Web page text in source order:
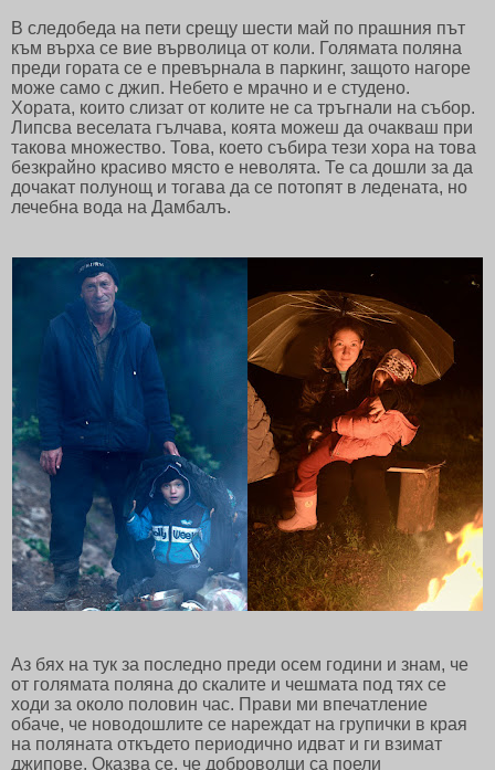
В следобеда на пети срещу шести май по прашния път
към върха се вие върволица от коли. Голямата поляна
преди гората се е превърнала в паркинг, защото нагоре
може само с джип. Небето е мрачно и е студено.
Хората, които слизат от колите не са тръгнали на събор.
Липсва веселата гълчава, коята можеш да очакваш при
такова множество. Това, което събира тези хора на това
безкрайно красиво място е неволята. Те са дошли за да
дочакат полунощ и тогава да се потопят в ледената, но
лечебна вода на Дамбалъ.
Аз бях на тук за последно преди осем години и знам, че
от голямата поляна до скалите и чешмата под тях се
ходи за около половин час. Прави ми впечатление
обаче, че новодошлите се нареждат на групички в края
на поляната откъдето периодично идват и ги взимат
джипове. Оказва се, че доброволци са поели